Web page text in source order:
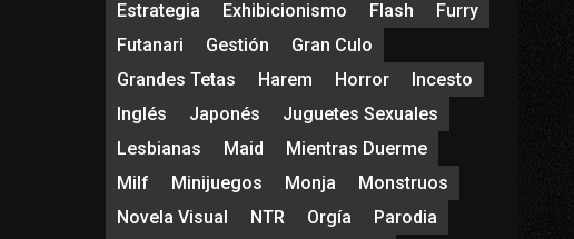
Estrategia
Exhibicionismo Flash
Furry
Futanari
Gestión
Gran Culo
Grandes Tetas
Harem Horror
Incesto
Inglés
Japonés
Juguetes Sexuales
Lesbianas
Maid
Mientras Duerme
Milf
Minijuegos Monja
Monstruos
Novela Visual
NTR Orgía
Parodia